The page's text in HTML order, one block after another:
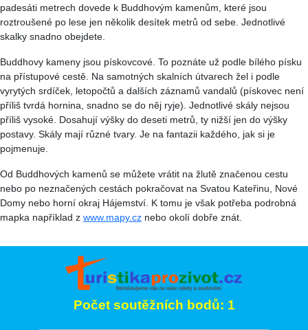
padesáti metrech dovede k Buddhovým kamenům, které jsou
roztroušené po lese jen několik desítek metrů od sebe. Jednotlivé
skalky snadno obejdete.
Buddhovy kameny jsou pískovcové. To poznáte už podle bílého písku
na přístupové cestě. Na samotných skalních útvarech žel i podle
vyrytých srdíček, letopočtů a dalších záznamů vandalů (pískovec není
příliš tvrdá hornina, snadno se do něj ryje). Jednotlivé skály nejsou
příliš vysoké. Dosahují výšky do deseti metrů, ty nižší jen do výšky
postavy. Skály mají různé tvary. Je na fantazii každého, jak si je
pojmenuje.
Od Buddhových kamenů se můžete vrátit na žlutě značenou cestu
nebo po neznačených cestách pokračovat na Svatou Kateřinu, Nové
Domy nebo horní okraj Hájemství. K tomu je však potřeba podrobná
mapka například z www.mapy.cz nebo okolí dobře znát.
Počet soutěžních bodů: 1